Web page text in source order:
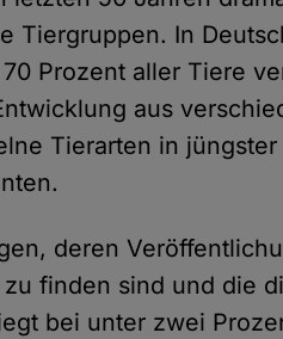
Tiergruppen. In
Prozent aller Tiere
aus
Tierarten in jüngster
deren
finden sind und die
bei unter zwei